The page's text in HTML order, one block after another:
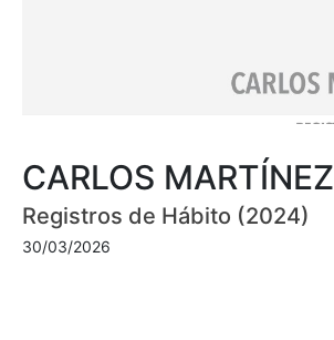
CARLOS MARTÍNEZ
Registros de Hábito (2024)
30/03/2026